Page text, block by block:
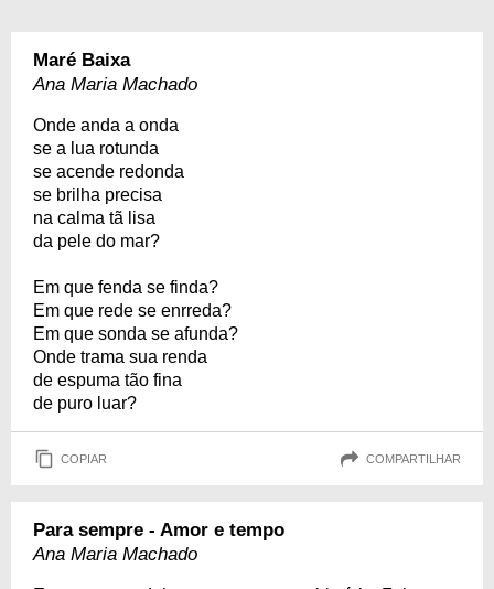
Maré Baixa
Ana Maria Machado
Onde anda a onda
se a lua rotunda
se acende redonda
se brilha precisa
na calma tã lisa
da pele do mar?
Em que fenda se finda?
Em que rede se enrreda?
Em que sonda se afunda?
Onde trama sua renda
de espuma tão fina
de puro luar?
COPIAR COMPARTILHAR
Para sempre - Amor e tempo
Ana Maria Machado